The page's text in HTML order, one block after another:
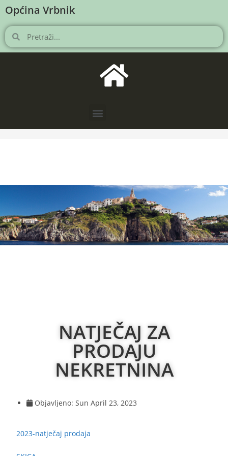
Općina Vrbnik
NATJEČAJ ZA
PRODAJU
NEKRETNINA
Objavljeno:Sun April 23, 2023
2023-natječaj prodaja